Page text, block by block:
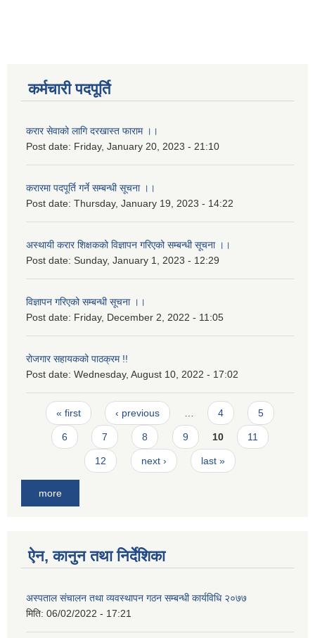
कर्मचारी पदपूर्ति
करार सेवाको लागि दरखास्त फाराम ।।
Post date: Friday, January 20, 2023 - 21:10
करारमा पदपूर्ति गर्ने सम्बन्धी सूचना ।।
Post date: Thursday, January 19, 2023 - 14:22
अस्थायी करार शिक्षकको विज्ञापन गरिएको सम्बन्धी सूचना ।।
Post date: Sunday, January 1, 2023 - 12:29
विज्ञापन गरिएको सम्बन्धी सूचना ।।
Post date: Friday, December 2, 2022 - 11:05
रोजगार सहायकको पाठक्रम !!
Post date: Wednesday, August 10, 2022 - 17:02
Pages
« first ‹ previous 4 5
6 7 8 9 10 11
12 next › last »
more
ऐन, कानुन तथा निर्देशिका
अस्पताल संचालन तथा व्यवस्थापन गठन सम्बन्धी कार्यविधि २०७७
मिति: 06/02/2022 - 17:21